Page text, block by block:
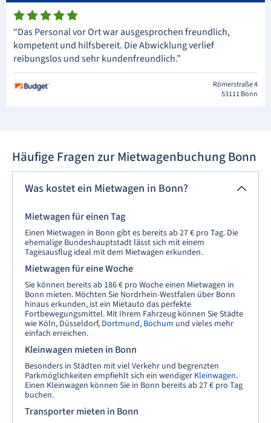
“Das Personal vor Ort war ausgesprochen freundlich,
kompetent und hilfsbereit. Die Abwicklung verlief
reibungslos und sehr kundenfreundlich.”
Römerstraße 4
53111 Bonn
Häufige Fragen zur Mietwagenbuchung Bonn
Was kostet ein Mietwagen in Bonn?
Mietwagen für einen Tag
Einen Mietwagen in Bonn gibt es bereits ab 27 € pro Tag. Die
ehemalige Bundeshauptstadt lässt sich mit einem
Tagesausflug ideal mit dem Mietwagen erkunden.
Mietwagen für eine Woche
Sie können bereits ab 186 € pro Woche einen Mietwagen in
Bonn mieten. Möchten Sie Nordrhein-Westfalen über Bonn
hinaus erkunden, ist ein Mietauto das perfekte
Fortbewegungsmittel. Mit Ihrem Fahrzeug können Sie Städte
wie Köln, Düsseldorf, Dortmund, Bochum und vieles mehr
einfach erreichen.
Kleinwagen mieten in Bonn
Besonders in Städten mit viel Verkehr und begrenzten
Parkmöglichkeiten empfiehlt sich ein wendiger Kleinwagen.
Einen Kleinwagen können Sie in Bonn bereits ab 27 € pro Tag
buchen.
Transporter mieten in Bonn